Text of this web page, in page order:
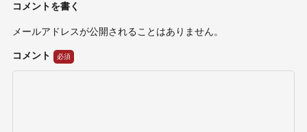
コメントを書く
メールアドレスが公開されることはありません。
コメント